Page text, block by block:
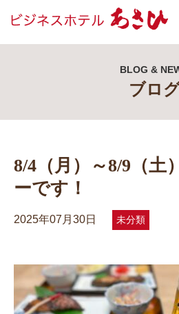
BLOG &
ブロ
8/4（月）～8/9（土
ーです！
2025年07月30日 未分類